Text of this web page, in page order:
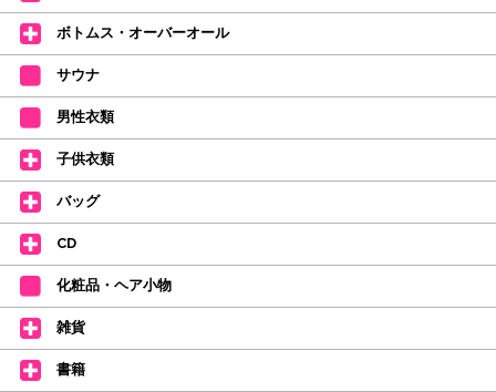
【新商品はこちらから】 ←ここをクリック♪
ボトムス・オーバーオール
サウナ
男性衣類
子供衣類
バッグ
CD
化粧品・ヘア小物
雑貨
書籍